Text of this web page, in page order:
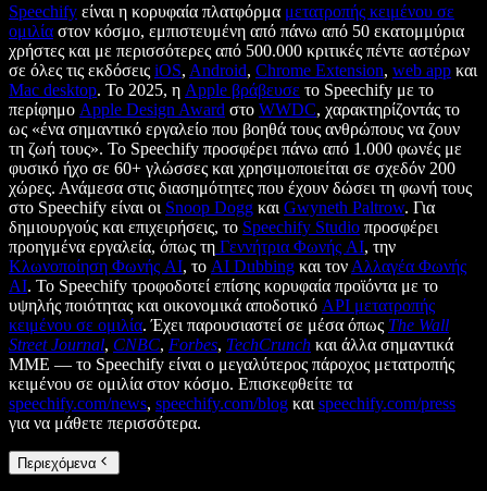
Speechify είναι η κορυφαία πλατφόρμα μετατροπής κειμένου σε
ομιλία στον κόσμο, εμπιστευμένη από πάνω από 50 εκατομμύρια
χρήστες και με περισσότερες από 500.000 κριτικές πέντε αστέρων
σε όλες τις εκδόσεις iOS, Android, Chrome Extension, web app και
Mac desktop. Το 2025, η Apple βράβευσε το Speechify με το
περίφημο Apple Design Award στο WWDC, χαρακτηρίζοντάς το
ως «ένα σημαντικό εργαλείο που βοηθά τους ανθρώπους να ζουν
τη ζωή τους». Το Speechify προσφέρει πάνω από 1.000 φωνές με
φυσικό ήχο σε 60+ γλώσσες και χρησιμοποιείται σε σχεδόν 200
χώρες. Ανάμεσα στις διασημότητες που έχουν δώσει τη φωνή τους
στο Speechify είναι οι Snoop Dogg και Gwyneth Paltrow. Για
δημιουργούς και επιχειρήσεις, το Speechify Studio προσφέρει
προηγμένα εργαλεία, όπως τη Γεννήτρια Φωνής AI, την
Κλωνοποίηση Φωνής AI, το AI Dubbing και τον Αλλαγέα Φωνής
AI. Το Speechify τροφοδοτεί επίσης κορυφαία προϊόντα με το
υψηλής ποιότητας και οικονομικά αποδοτικό API μετατροπής
κειμένου σε ομιλία. Έχει παρουσιαστεί σε μέσα όπως The Wall
Street Journal, CNBC, Forbes, TechCrunch και άλλα σημαντικά
ΜΜΕ — το Speechify είναι ο μεγαλύτερος πάροχος μετατροπής
κειμένου σε ομιλία στον κόσμο. Επισκεφθείτε τα
speechify.com/news, speechify.com/blog και speechify.com/press
για να μάθετε περισσότερα.
Περιεχόμενα